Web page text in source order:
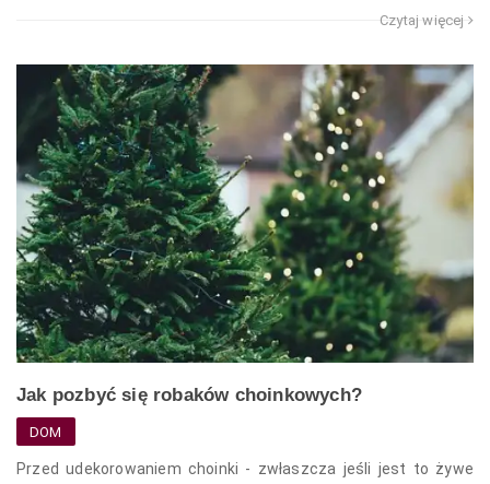
Czytaj więcej
Jak pozbyć się robaków choinkowych?
DOM
Przed udekorowaniem choinki - zwłaszcza jeśli jest to żywe